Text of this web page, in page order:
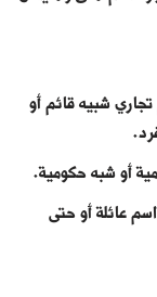
شبيه قائم أو
أو شبه حكومية.
عائلة أو حتى